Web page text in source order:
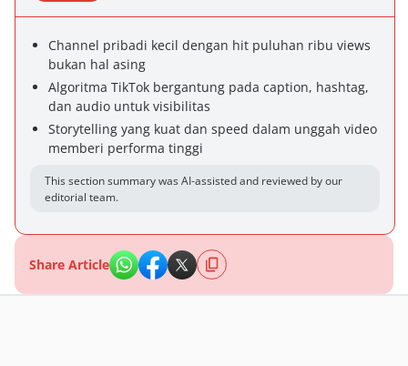
Channel pribadi kecil dengan hit puluhan ribu views
bukan hal asing
Algoritma TikTok bergantung pada caption, hashtag,
dan audio untuk visibilitas
Storytelling yang kuat dan speed dalam unggah video
memberi performa tinggi
This section summary was AI-assisted and reviewed by our
editorial team.
Share Article